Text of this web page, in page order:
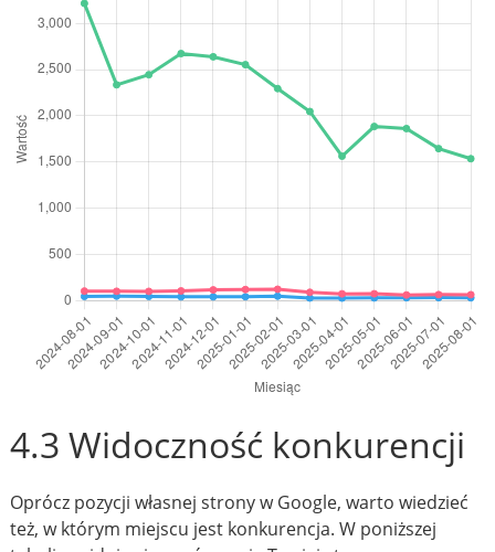
4.3 Widoczność konkurencji
Oprócz pozycji własnej strony w Google, warto wiedzieć
też, w którym miejscu jest konkurencja. W poniższej